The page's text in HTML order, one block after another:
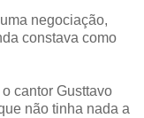
negociação,
constava como
cantor Gusttavo
não tinha nada a